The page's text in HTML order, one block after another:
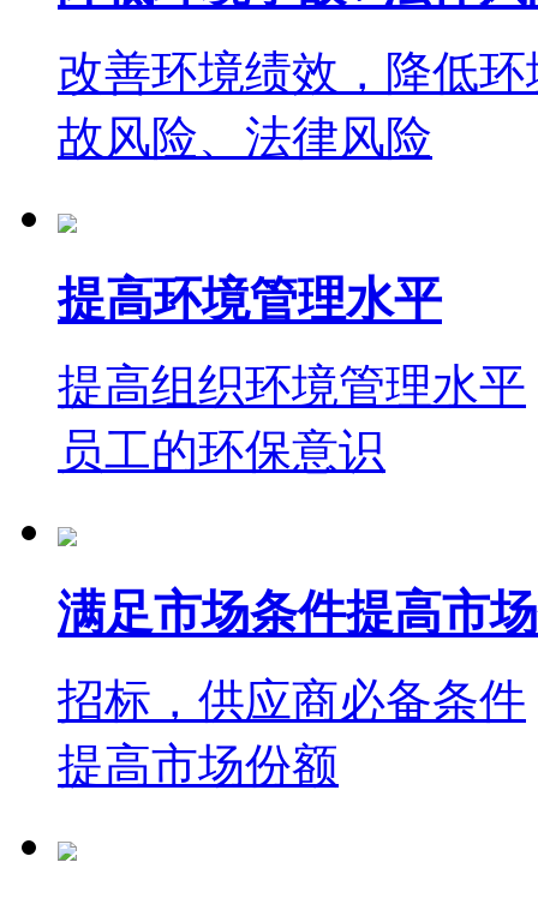
改善环境绩效，降低环
故风险、法律风险
提高环境管理水平
提高组织环境管理水平
员工的环保意识
满足市场条件提高市
招标，供应商必备条件
提高市场份额